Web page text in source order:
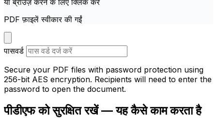
या ब्राउज़ करने के लिए क्लिक करें
PDF फ़ाइलें स्वीकार की गईं
पासवर्ड
Secure your PDF files with password protection using
256-bit AES encryption. Recipients will need to enter the
password to open the document.
पीडीएफ को सुरक्षित रखें — यह कैसे काम करता है